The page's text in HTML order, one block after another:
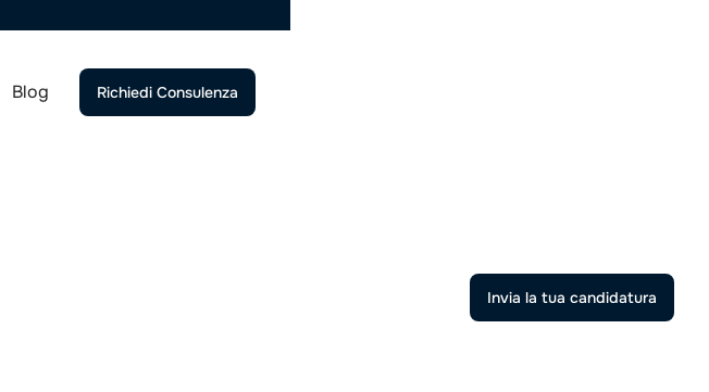
Blog Richiedi Consulenza
Invia la tua candidatura